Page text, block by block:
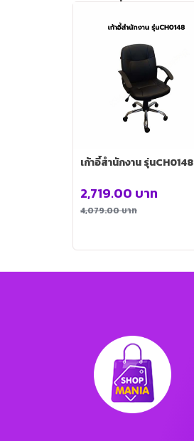
เก้าอี้สำนักงาน รุ่นCH0148
4,079.00บาท
2,719.00 บาท